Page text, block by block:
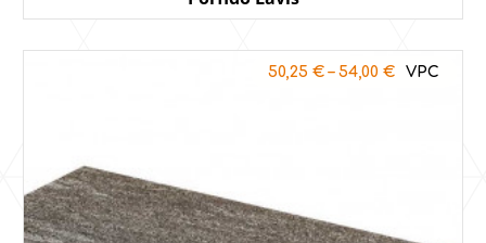
50,25 €– 54,00 €